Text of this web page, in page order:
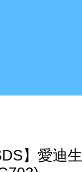
】愛迪